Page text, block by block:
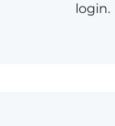
login.